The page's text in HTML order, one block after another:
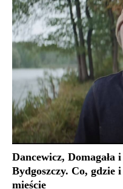
Dancewicz,
Bydgoszczy. Co, gdzie
mieście